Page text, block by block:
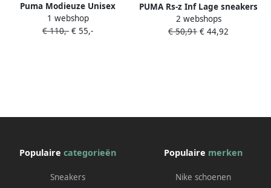
Puma Modieuze Unisex
Sneakers met Synthetisch en
Textiel Bovenwerk Zwart
1 webshop
€ 110,- € 55,-
PUMA Rs-z Inf Lage sneakers
Jongens Multi
2 webshops
€ 50,91 € 44,92
Populaire categorieën
Sneakers
Populaire merken
Nike schoenen